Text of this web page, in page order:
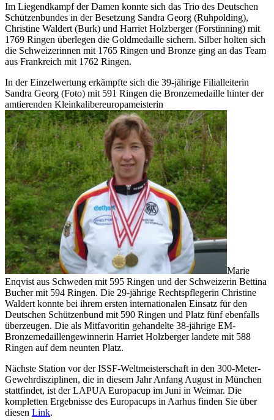
Im Liegendkampf der Damen konnte sich das Trio des Deutschen
Schützenbundes in der Besetzung Sandra Georg (Ruhpolding),
Christine Waldert (Burk) und Harriet Holzberger (Forstinning) mit
1769 Ringen überlegen die Goldmedaille sichern. Silber holten sich
die Schweizerinnen mit 1765 Ringen und Bronze ging an das Team
aus Frankreich mit 1762 Ringen.
In der Einzelwertung erkämpfte sich die 39-jährige Filialleiterin
Sandra Georg (Foto) mit 591 Ringen die Bronzemedaille hinter der
amtierenden Kleinkalibereuropameisterin
Marie
Enqvist aus Schweden mit 595 Ringen und der Schweizerin Bettina
Bucher mit 594 Ringen. Die 29-jährige Rechtspflegerin Christine
Waldert konnte bei ihrem ersten internationalen Einsatz für den
Deutschen Schützenbund mit 590 Ringen und Platz fünf ebenfalls
überzeugen. Die als Mitfavoritin gehandelte 38-jährige EM-
Bronzemedaillengewinnerin Harriet Holzberger landete mit 588
Ringen auf dem neunten Platz.
Nächste Station vor der ISSF-Weltmeisterschaft in den 300-Meter-
Gewehrdisziplinen, die in diesem Jahr Anfang August in München
stattfindet, ist der LAPUA Europacup im Juni in Weimar. Die
kompletten Ergebnisse des Europacups in Aarhus finden Sie über
diesen Link.